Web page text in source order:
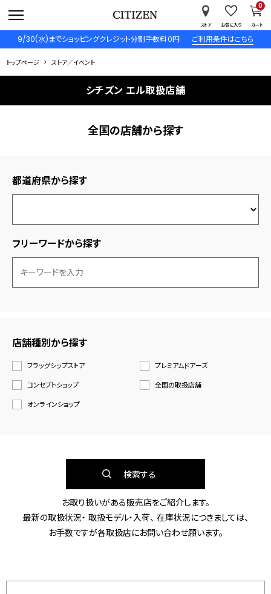
9/30(水)までショッピングクレジット分割手数料０円 ご利用条件はこちら
ストア お気に入り カート
0
トップページ ストア／イベント
シチズン エル取扱店舗
全国の店舗から探す
都道府県から探す
フリーワードから探す
店舗種別から探す
フラッグシップストア
プレミアムドアーズ
コンセプトショップ
全国の取扱店舗
オンラインショップ
検索する
お取り扱いがある販売店をご紹介します。
最新の取扱状況・ 取扱モデル・入荷、 在庫状況につきましては、
お手数ですが各取扱店にお問い合わせ願います。